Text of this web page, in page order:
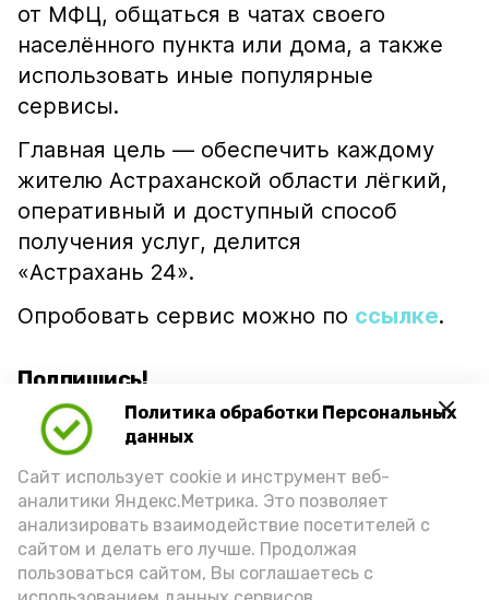
Политика обработки Персональных
данных
Сайт использует cookie и инструмент веб-
аналитики Яндекс.Метрика. Это позволяет
анализировать взаимодействие посетителей с
сайтом и делать его лучше. Продолжая
пользоваться сайтом, Вы соглашаетесь с
от МФЦ, общаться в чатах своего
населённого пункта или дома, а также
использовать иные популярные
сервисы.
Главная цель — обеспечить каждому
жителю Астраханской области лёгкий,
оперативный и доступный способ
получения услуг, делится
«Астрахань 24».
Опробовать сервис можно по ссылке.
Подпишись!
А24 в MAX А24 в Вконтакте